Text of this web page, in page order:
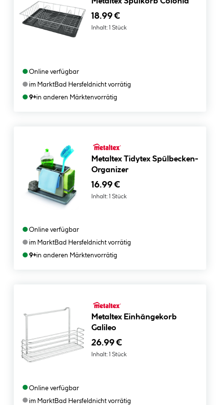
18.99 €
Inhalt: 1 Stück
●Online verfügbar
●im MarktBad Hersfeldnicht vorrätig
●9+in anderen Märktenvorrätig
Metaltex Tidytex Spülbecken-
Organizer
16.99 €
Inhalt: 1 Stück
●Online verfügbar
●im MarktBad Hersfeldnicht vorrätig
●9+in anderen Märktenvorrätig
Metaltex Einhängekorb
Galileo
26.99 €
Inhalt: 1 Stück
●Online verfügbar
●im MarktBad Hersfeldnicht vorrätig